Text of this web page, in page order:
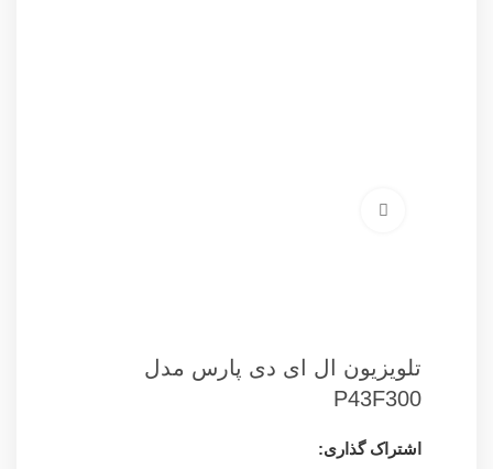
تلویزیون ال ای دی پارس مدل
P43F300
اشتراک گذاری: